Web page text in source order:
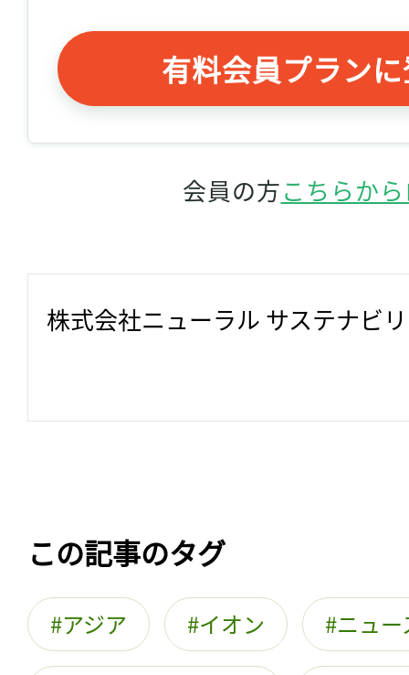
有料会員プラン
会員の方こちらか
株式会社ニューラル サステナビ
この記事のタグ
アジア イオン ニュー